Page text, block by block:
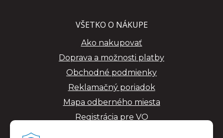
VŠETKO O NÁKUPE
Ako nakupovať
Doprava a možnosti platby
Obchodné podmienky
Reklamačný poriadok
Mapa odberného miesta
Registrácia pre VO